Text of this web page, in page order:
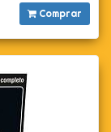
Comprar